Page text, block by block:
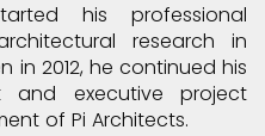
his professional
research in
in 2012, he continued his
executive project
of Pi Architects.